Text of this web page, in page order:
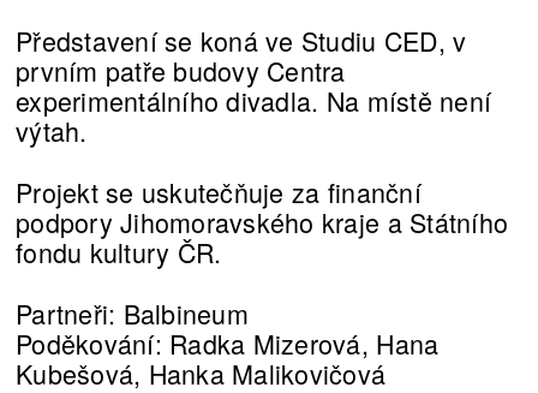
Představení se koná ve Studiu CED, v
prvním patře budovy Centra
experimentálního divadla. Na místě není
výtah.
Projekt se uskutečňuje za finanční
podpory Jihomoravského kraje a Státního
fondu kultury ČR.
Partneři: Balbineum
Poděkování: Radka Mizerová, Hana
Kubešová, Hanka Malikovičová